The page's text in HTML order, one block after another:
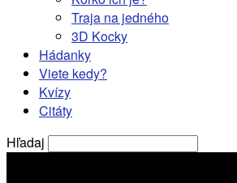
Traja na jedného
3D Kocky
Hádanky
Viete kedy?
Kvízy
Citáty
Hľadaj